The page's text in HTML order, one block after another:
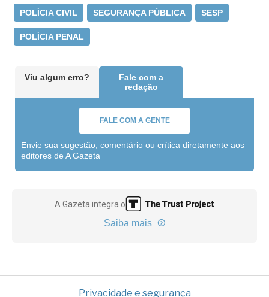
POLÍCIA CIVIL SEGURANÇA PÚBLICA SESP
POLÍCIA PENAL
Viu algum erro?
Fale com a
redação
FALE COM A GENTE
Envie sua sugestão, comentário ou crítica diretamente aos
editores de A Gazeta
A Gazeta integra o
Saiba mais
Privacidade e segurança